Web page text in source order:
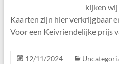
kijken
Kaarten zijn hier verkrijgbaar
Voor een Keivriendelijke prijs
12/11/2024